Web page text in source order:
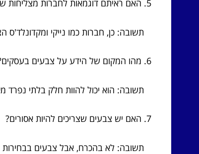
5. האם ראיתם דוגמאות לחברות מצליחות שמשתמשות בגוונים?
תשובה: כן, חברות כמו נייקי ומקדונלד'ס
6. מהו המקום של הידע על צבעים בעסקים?
תשובה: הוא יכול להוות חלק בלתי נפרד
7. האם יש צבעים שצריכים להיות אסורים?
תשובה: לא בהכרח, אבל צבעים בבחירות